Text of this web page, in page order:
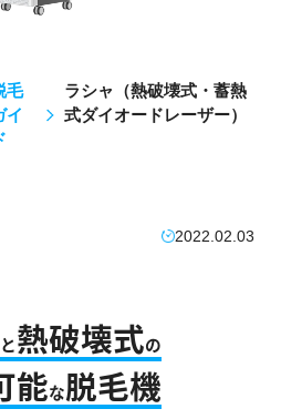
毛
イ
ラシャ（熱破壊式・蓄熱
式ダイオードレーザー）
2022.02.03
と熱破壊式の
能な脱毛機